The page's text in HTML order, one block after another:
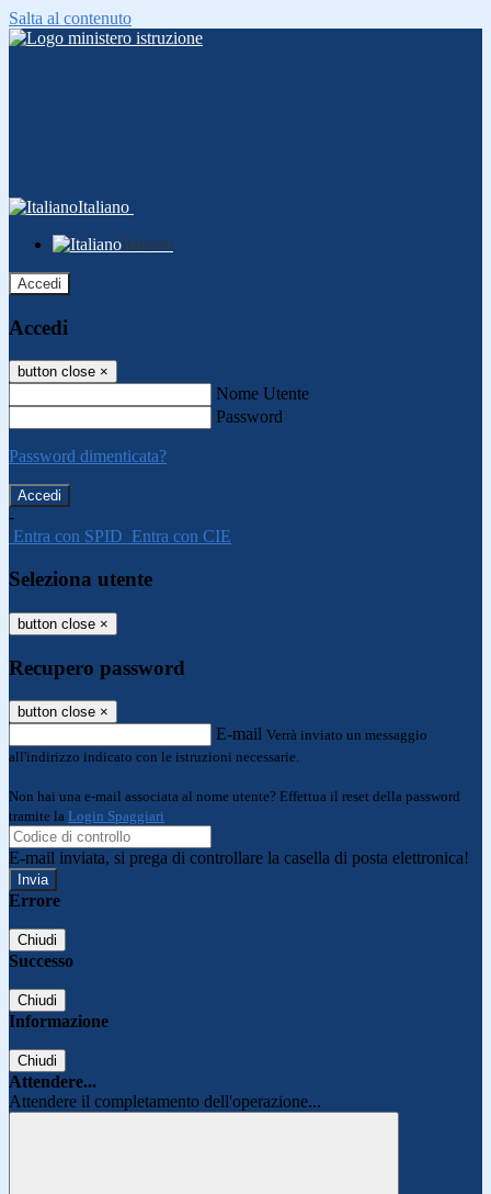
Salta al contenuto
Italiano
Italiano
Accedi
Accedi
button close ×
Nome Utente
Password
Password dimenticata?
-
Entra con SPID Entra con CIE
Seleziona utente
button close ×
Recupero password
button close ×
E-mail Verrà inviato un messaggio
all'indirizzo indicato con le istruzioni necessarie.
Non hai una e-mail associata al nome utente? Effettua il reset della password
tramite la Login Spaggiari
E-mail inviata, si prega di controllare la casella di posta elettronica!
Errore
Chiudi
Successo
Chiudi
Informazione
Chiudi
Attendere...
Attendere il completamento dell'operazione...